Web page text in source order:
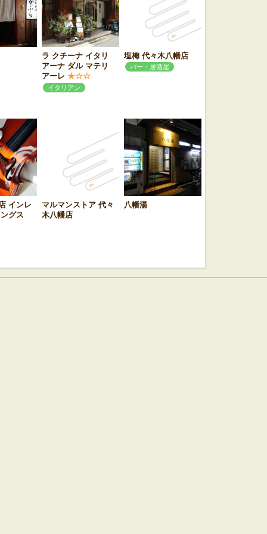
ラ クチーナ イタリ
アーナ ダル マテリ
アーレ ★☆☆
イタリアン
塩梅 代々木八幡店
バー・居酒屋
インレ
グス
マルマンストア 代々
木八幡店
八幡湯